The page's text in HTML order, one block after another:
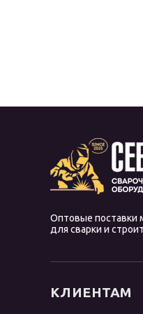
Оптовые поставки
для сварки и
КЛИЕНТАМ